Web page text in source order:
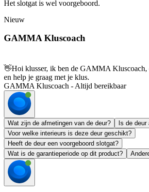
Het slotgat is wel voorgeboord.
Nieuw
GAMMA Kluscoach
👋Hoi klusser, ik ben de GAMMA Kluscoach,
en help je graag met je klus.
GAMMA Kluscoach - Altijd bereikbaar
Wat zijn de afmetingen van de deur?
Is de
Voor welke interieurs is deze deur geschikt?
Heeft de deur een voorgeboord slotgat?
Wat is de garantieperiode op dit product?